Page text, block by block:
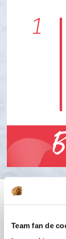
Team fan de
1
Vous